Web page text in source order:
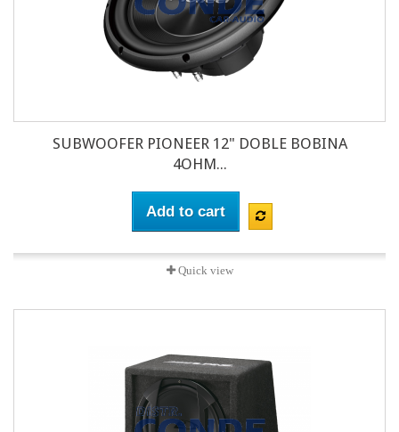
SUBWOOFER PIONEER 12" DOBLE BOBINA
4OHM...
Add to cart
Quick view